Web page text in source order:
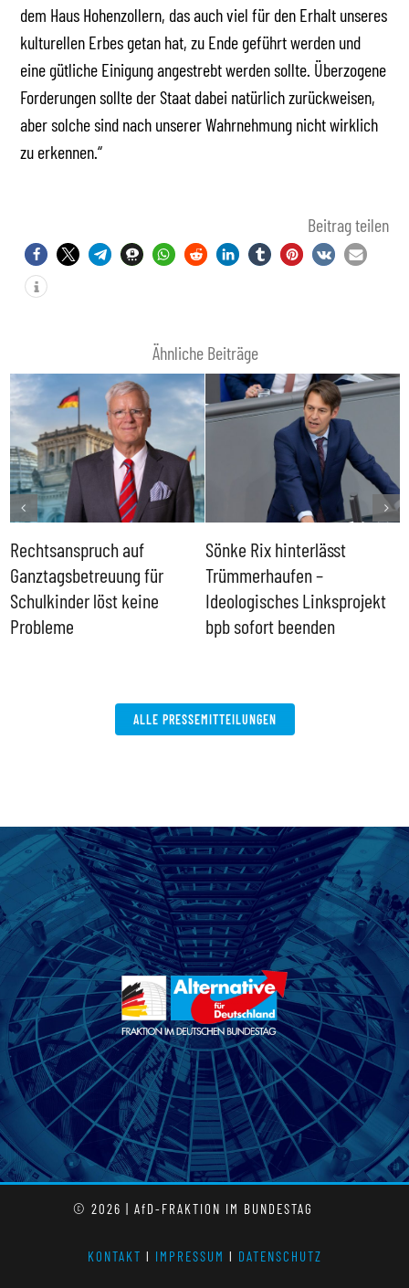
dem Haus Hohenzollern, das auch viel für den Erhalt unseres
kulturellen Erbes getan hat, zu Ende geführt werden und
eine gütliche Einigung angestrebt werden sollte. Überzogene
Forderungen sollte der Staat dabei natürlich zurückweisen,
aber solche sind nach unserer Wahrnehmung nicht wirklich
zu erkennen.“
Beitrag teilen
Ähnliche Beiträge
Rechtsanspruch auf
Ganztagsbetreuung für
Schulkinder löst keine
Probleme
Sönke Rix hinterlässt
Trümmerhaufen –
Ideologisches Linksprojekt
bpb sofort beenden
ALLE PRESSEMITTEILUNGEN
© 2026 | AfD-FRAKTION IM BUNDESTAG
KONTAKT l IMPRESSUM l DATENSCHUTZ